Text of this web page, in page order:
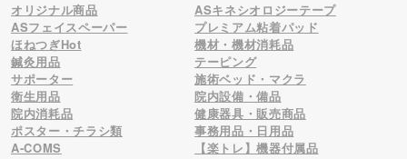
オリジナル商品
ASキネシオロジーテープ
ASフェイスペーパー
プレミアム粘着パッド
ほねつぎHot
機材・機材消耗品
鍼灸用品
テーピング
サポーター
施術ベッド・マクラ
衛生用品
院内設備・備品
院内消耗品
健康器具・販売商品
ポスター・チラシ類
事務用品・日用品
A-COMS
【楽トレ】機器付属品